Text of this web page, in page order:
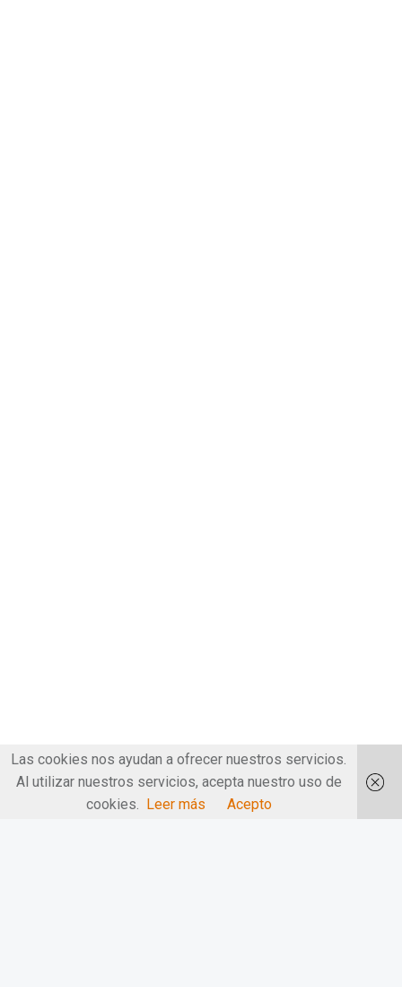
Las cookies nos ayudan a ofrecer nuestros servicios.
Al utilizar nuestros servicios, acepta nuestro uso de
cookies. Leer más Acepto